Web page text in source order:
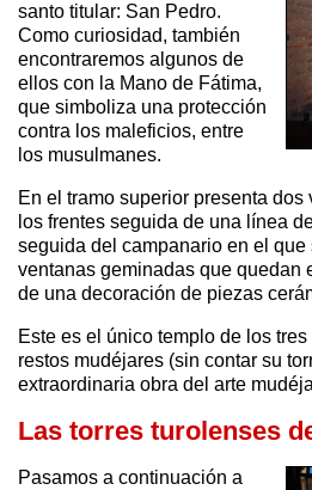
santo titular: San Pedro.
Como curiosidad, también
encontraremos algunos de
ellos con la Mano de Fátima,
que simboliza una protección
contra los maleficios, entre
los musulmanes.
En el tramo superior presenta
los frentes seguida de una línea
seguida del campanario en el
ventanas geminadas que quedan
de una decoración de piezas
Este es el único templo de los
restos mudéjares (sin contar su
extraordinaria obra del arte
Las torres turolenses
Pasamos a continuación a